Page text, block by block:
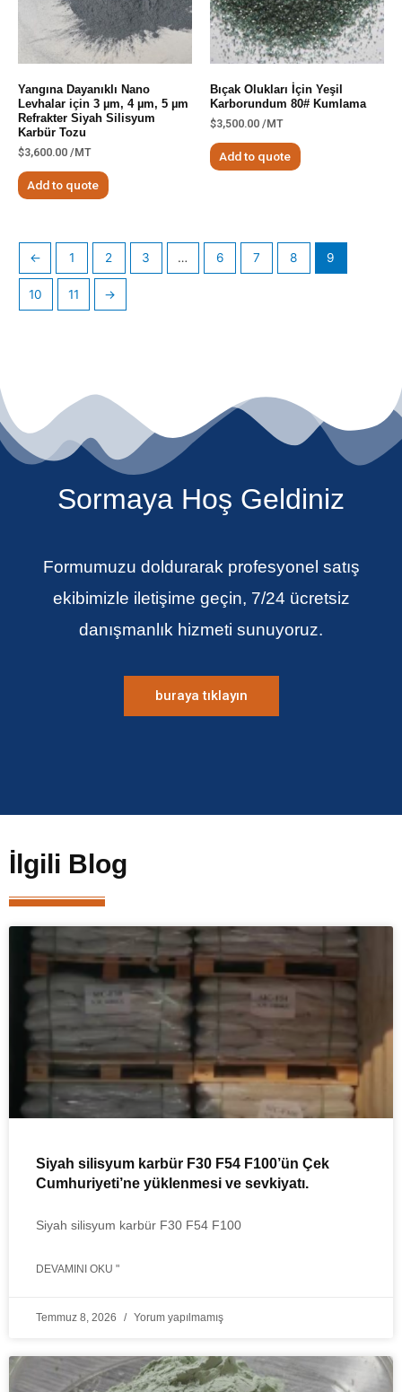
Yangına Dayanıklı Nano
Levhalar için 3 µm, 4 µm, 5 µm
Refrakter Siyah Silisyum
Karbür Tozu
$3,600.00 /MT
Add to quote
Bıçak Olukları İçin Yeşil
Karborundum 80# Kumlama
$3,500.00 /MT
Add to quote
← 1 2 3 … 6 7 8 9
10 11 →
Sormaya Hoş Geldiniz
Formumuzu doldurarak profesyonel satış
ekibimizle iletişime geçin, 7/24 ücretsiz
danışmanlık hizmeti sunuyoruz.
buraya tıklayın
İlgili Blog
Siyah silisyum karbür F30 F54 F100’ün Çek
Cumhuriyeti’ne yüklenmesi ve sevkiyatı.
Siyah silisyum karbür F30 F54 F100
DEVAMINI OKU "
Temmuz 8, 2026 Yorum yapılmamış